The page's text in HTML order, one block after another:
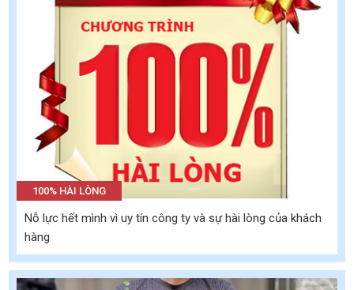
100% HÀI LÒNG
Nỗ lực hết mình vì uy tín công ty và sự hài lòng của khách
hàng